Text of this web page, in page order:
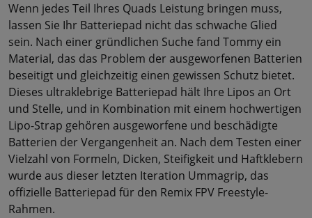
Wenn jedes Teil Ihres Quads Leistung bringen muss,
lassen Sie Ihr Batteriepad nicht das schwache Glied
sein. Nach einer gründlichen Suche fand Tommy ein
Material, das das Problem der ausgeworfenen Batterien
beseitigt und gleichzeitig einen gewissen Schutz bietet.
Dieses ultraklebrige Batteriepad hält Ihre Lipos an Ort
und Stelle, und in Kombination mit einem hochwertigen
Lipo-Strap gehören ausgeworfene und beschädigte
Batterien der Vergangenheit an. Nach dem Testen einer
Vielzahl von Formeln, Dicken, Steifigkeit und Haftklebern
wurde aus dieser letzten Iteration Ummagrip, das
offizielle Batteriepad für den Remix FPV Freestyle-
Rahmen.